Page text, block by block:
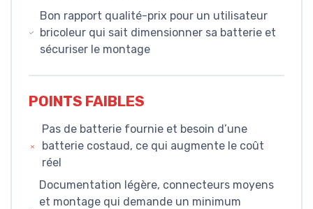
Bon rapport qualité-prix pour un utilisateur
bricoleur qui sait dimensionner sa batterie et
sécuriser le montage
POINTS FAIBLES
Pas de batterie fournie et besoin d’une
batterie costaud, ce qui augmente le coût
réel
Documentation légère, connecteurs moyens
et montage qui demande un minimum